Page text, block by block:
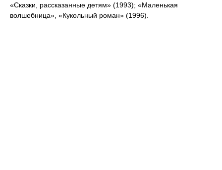
«Сказки, рассказанные детям» (1993); «Маленькая
волшебница», «Кукольный роман» (1996).